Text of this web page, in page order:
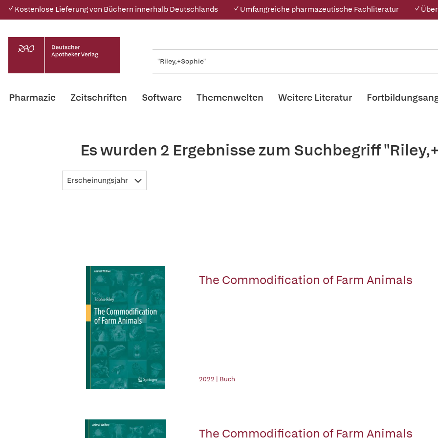
✓ Kostenlose Lieferung von Büchern innerhalb Deutschlands ✓ Umfangreiche pharmazeutische Fachliteratur ✓
Pharmazie Zeitschriften Software Themenwelten Weitere Literatur
Es wurden 2 Ergebnisse zum Suchbegriff
Erscheinungsjahr
The Commodification of Farm Animals
2022 | Buch
The Commodification of Farm Animals